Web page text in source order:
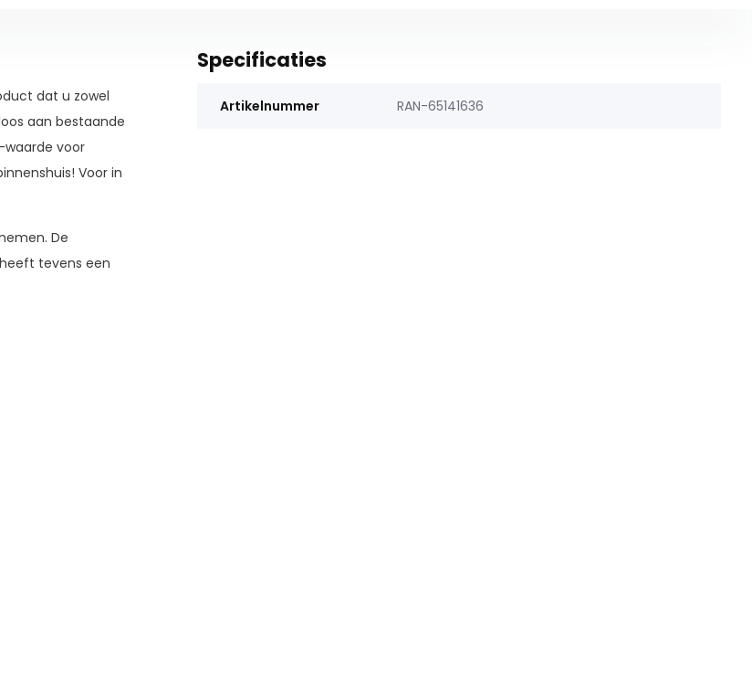
dat u zowel
aan bestaande
voor
Voor in
De
tevens een
Specificaties
Artikelnummer RAN-65141636